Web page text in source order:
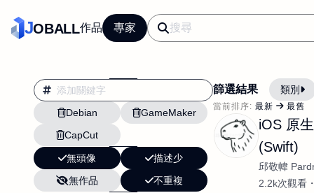
JOBALL作品 專家
Debian
GameMaker
CapCut
無頭像
描述少
無作品
不重複
篩選結果 類別
當前排序: 最新 最舊
翻譯
影片剪輯
設計插畫
網站設計與架設
iOS 原
(Swift)
邱敬幃
2.2k次觀看